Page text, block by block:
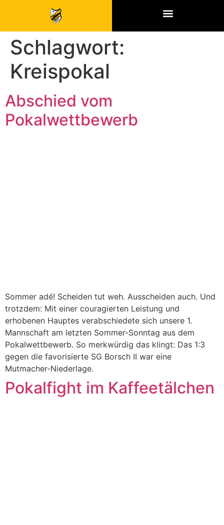
Schlagwort:
Kreispokal
Abschied vom
Pokalwettbewerb
Sommer adé! Scheiden tut weh. Ausscheiden auch. Und
trotzdem: Mit einer couragierten Leistung und
erhobenen Hauptes verabschiedete sich unsere 1.
Mannschaft am letzten Sommer-Sonntag aus dem
Pokalwettbewerb. So merkwürdig das klingt: Das 1:3
gegen die favorisierte SG Borsch II war eine
Mutmacher-Niederlage.
Pokalfight im Kaffeetälchen